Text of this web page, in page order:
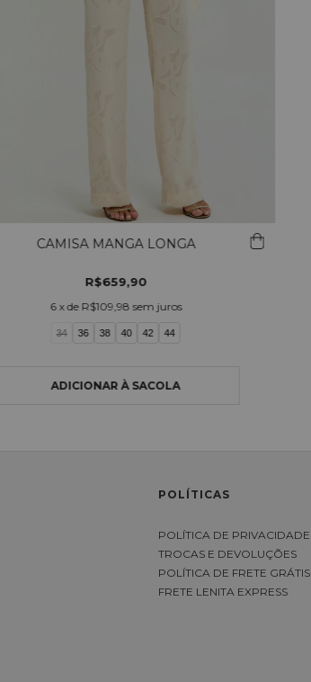
CAMISA MANGA LONGA
R$659,90
6 x de R$109,98 sem juros
34 36 38 40 42 44
POLÍTICAS
POLÍTICA DE PRIVACIDADE
TROCAS E DEVOLUÇÕES
POLÍTICA DE FRETE GRÁTIS
FRETE LENITA EXPRESS